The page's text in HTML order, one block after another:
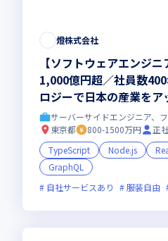
燈株式会社
【ソフトウェアエンジ
1,000億円超／社員数
ロジーで日本の産業を
AIスタートアップ
サーバーサイドエンジニア、
東京都
800-1500万円
正
TypeScript
Node.js
GraphQL
自社サービスあり
服装自由